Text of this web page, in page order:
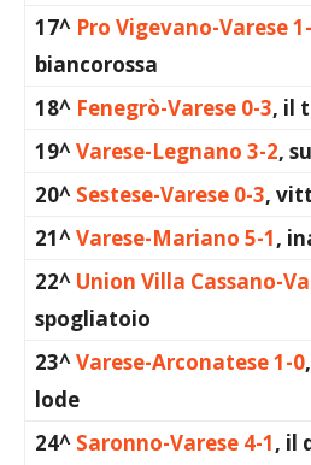
17^ Pro Vigevano-Varese
biancorossa
18^ Fenegrò-Varese 0-3, il
19^Varese-Legnano 3-2,
20^ Sestese-Varese 0-3,
21^Varese-Mariano 5-1,
22^ Union Villa Cassano-
spogliatoio
23^Varese-Arconatese 1-0
lode
24^ Saronno-Varese 4-1, il